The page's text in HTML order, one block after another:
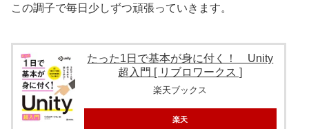
この調子で毎日少しずつ頑張っていきます。
たった1日で基本が身に付く！ Unity
超入門 [ リブロワークス ]
楽天ブックス
楽天